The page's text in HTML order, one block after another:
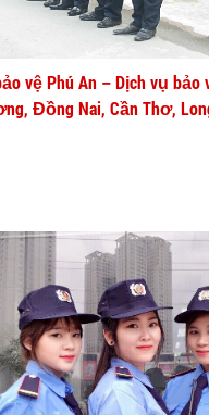
vệ Phú An – Dịch vụ bảo
Đồng Nai, Cần Thơ,